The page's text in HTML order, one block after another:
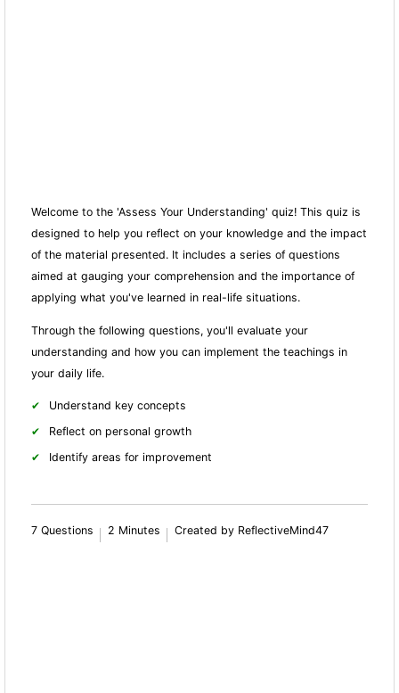
Welcome to the 'Assess Your Understanding' quiz! This quiz is
designed to help you reflect on your knowledge and the impact
of the material presented. It includes a series of questions
aimed at gauging your comprehension and the importance of
applying what you've learned in real-life situations.
Through the following questions, you'll evaluate your
understanding and how you can implement the teachings in
your daily life.
Understand key concepts
Reflect on personal growth
Identify areas for improvement
7 Questions 2 Minutes Created by ReflectiveMind47